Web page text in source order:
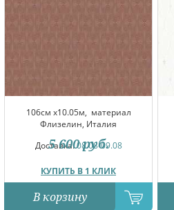
106см x10.05м, материал
Флизелин, Италия
Доставка:08.08-09.08
КУПИТЬ В 1 КЛИК
5 600 руб.
В корзину